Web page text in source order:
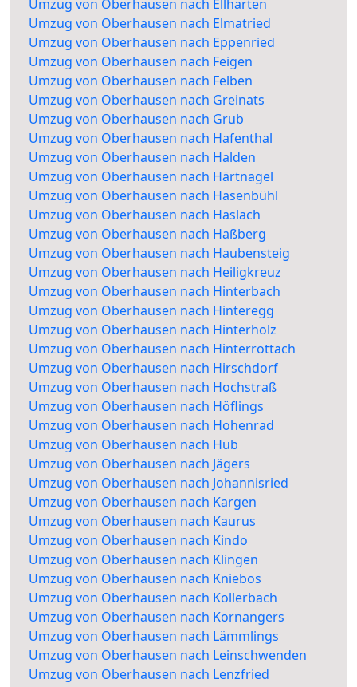
Umzug von Oberhausen nach Ellharten
Umzug von Oberhausen nach Elmatried
Umzug von Oberhausen nach Eppenried
Umzug von Oberhausen nach Feigen
Umzug von Oberhausen nach Felben
Umzug von Oberhausen nach Greinats
Umzug von Oberhausen nach Grub
Umzug von Oberhausen nach Hafenthal
Umzug von Oberhausen nach Halden
Umzug von Oberhausen nach Härtnagel
Umzug von Oberhausen nach Hasenbühl
Umzug von Oberhausen nach Haslach
Umzug von Oberhausen nach Haßberg
Umzug von Oberhausen nach Haubensteig
Umzug von Oberhausen nach Heiligkreuz
Umzug von Oberhausen nach Hinterbach
Umzug von Oberhausen nach Hinteregg
Umzug von Oberhausen nach Hinterholz
Umzug von Oberhausen nach Hinterrottach
Umzug von Oberhausen nach Hirschdorf
Umzug von Oberhausen nach Hochstraß
Umzug von Oberhausen nach Höflings
Umzug von Oberhausen nach Hohenrad
Umzug von Oberhausen nach Hub
Umzug von Oberhausen nach Jägers
Umzug von Oberhausen nach Johannisried
Umzug von Oberhausen nach Kargen
Umzug von Oberhausen nach Kaurus
Umzug von Oberhausen nach Kindo
Umzug von Oberhausen nach Klingen
Umzug von Oberhausen nach Kniebos
Umzug von Oberhausen nach Kollerbach
Umzug von Oberhausen nach Kornangers
Umzug von Oberhausen nach Lämmlings
Umzug von Oberhausen nach Leinschwenden
Umzug von Oberhausen nach Lenzfried